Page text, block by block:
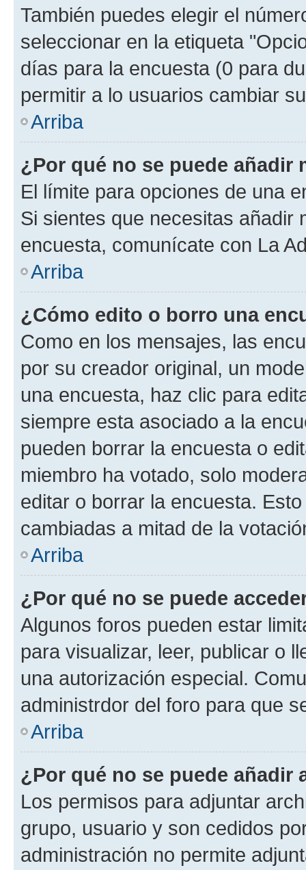
También puedes elegir el
seleccionar en la etiqueta
días para la encuesta (0 para
permitir a lo usuarios cambiar
Arriba
¿Por qué no se puede añadir
El límite para opciones de una
Si sientes que necesitas añadir
encuesta, comunícate con La
Arriba
¿Cómo edito o borro una
Como en los mensajes, las
por su creador original, un
una encuesta, haz clic para
siempre esta asociado a la
pueden borrar la encuesta o
miembro ha votado, solo
editar o borrar la encuesta.
cambiadas a mitad de la
Arriba
¿Por qué no se puede
Algunos foros pueden estar
para visualizar, leer, publicar o
una autorización especial.
administrdor del foro para que
Arriba
¿Por qué no se puede añadir
Los permisos para adjuntar
grupo, usuario y son cedidos
administración no permite